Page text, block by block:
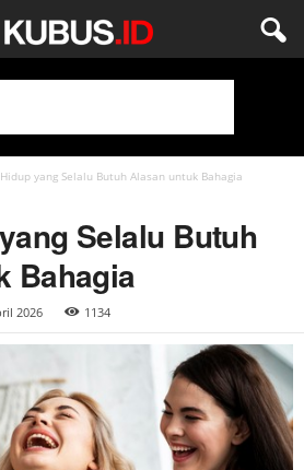
yang Selalu Butuh Alasan untuk Bahagia
Selalu Butuh
Bahagia
2026 1134